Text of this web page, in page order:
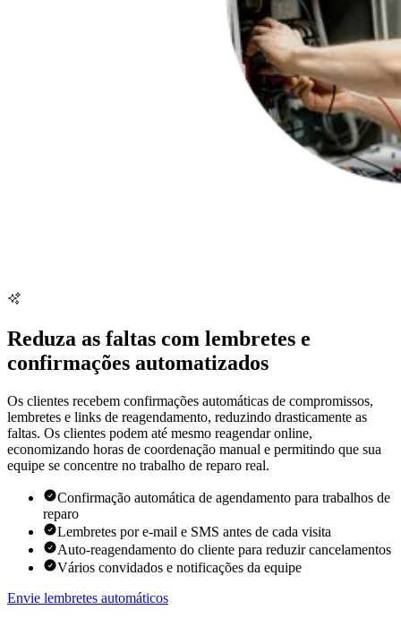
Reduza as faltas com lembretes e
confirmações automatizados
Os clientes recebem confirmações automáticas de compromissos,
lembretes e links de reagendamento, reduzindo drasticamente as
faltas. Os clientes podem até mesmo reagendar online,
economizando horas de coordenação manual e permitindo que sua
equipe se concentre no trabalho de reparo real.
Confirmação automática de agendamento para trabalhos de
reparo
Lembretes por e-mail e SMS antes de cada visita
Auto-reagendamento do cliente para reduzir cancelamentos
Vários convidados e notificações da equipe
Envie lembretes automáticos